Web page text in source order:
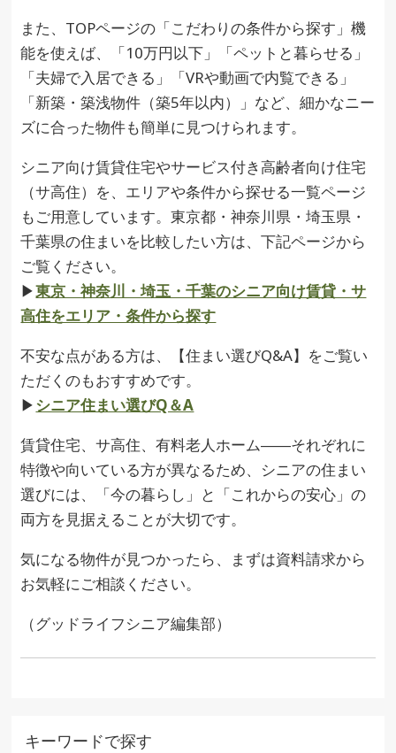
また、TOPページの「こだわりの条件から探す」機
能を使えば、「10万円以下」「ペットと暮らせる」
「夫婦で入居できる」「VRや動画で内覧できる」
「新築・築浅物件（築5年以内）」など、細かなニー
ズに合った物件も簡単に見つけられます。
シニア向け賃貸住宅やサービス付き高齢者向け住宅
（サ高住）を、エリアや条件から探せる一覧ページ
もご用意しています。東京都・神奈川県・埼玉県・
千葉県の住まいを比較したい方は、下記ページから
ご覧ください。
▶︎東京・神奈川・埼玉・千葉のシニア向け賃貸・サ
高住をエリア・条件から探す
不安な点がある方は、【住まい選びQ&A】をご覧い
ただくのもおすすめです。
▶︎シニア住まい選びQ＆A
賃貸住宅、サ高住、有料老人ホーム――それぞれに
特徴や向いている方が異なるため、シニアの住まい
選びには、「今の暮らし」と「これからの安心」の
両方を見据えることが大切です。
気になる物件が見つかったら、まずは資料請求から
お気軽にご相談ください。
（グッドライフシニア編集部）
キーワードで探す